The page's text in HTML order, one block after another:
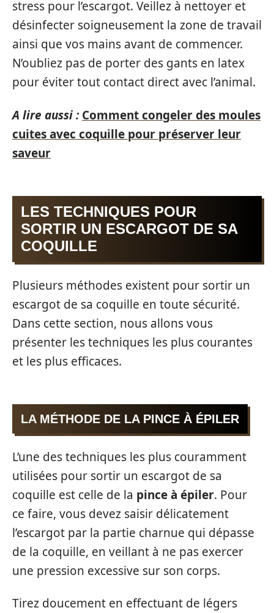
stress pour l’escargot. Veillez à nettoyer et
désinfecter soigneusement la zone de travail
ainsi que vos mains avant de commencer.
N’oubliez pas de porter des gants en latex
pour éviter tout contact direct avec l’animal.
A lire aussi : Comment congeler des moules
cuites avec coquille pour préserver leur
saveur
LES TECHNIQUES POUR
SORTIR UN ESCARGOT DE SA
COQUILLE
Plusieurs méthodes existent pour sortir un
escargot de sa coquille en toute sécurité.
Dans cette section, nous allons vous
présenter les techniques les plus courantes
et les plus efficaces.
LA MÉTHODE DE LA PINCE À ÉPILER
L’une des techniques les plus couramment
utilisées pour sortir un escargot de sa
coquille est celle de la pince à épiler. Pour
ce faire, vous devez saisir délicatement
l’escargot par la partie charnue qui dépasse
de la coquille, en veillant à ne pas exercer
une pression excessive sur son corps.
Tirez doucement en effectuant de légers